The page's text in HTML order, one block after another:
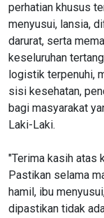
perhatian khusus
menyusui, lansia,
darurat, serta
keseluruhan
logistik terpenuhi,
sisi kesehatan,
bagi masyarakat
Laki-Laki.
"Terima kasih atas
Pastikan selama
hamil, ibu
dipastikan tidak